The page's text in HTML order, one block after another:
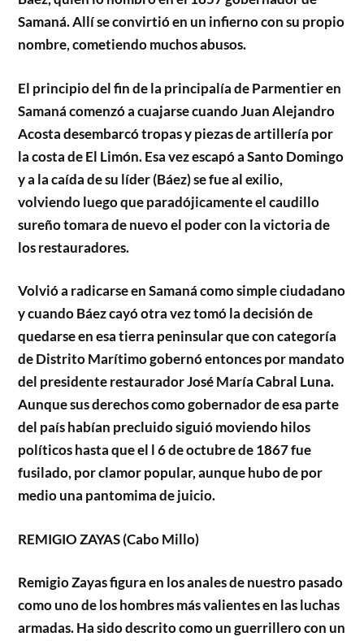
Samaná. Allí se convirtió en un infierno con su propio
nombre, cometiendo muchos abusos.
El principio del fin de la principalía de Parmentier en
Samaná comenzó a cuajarse cuando Juan Alejandro
Acosta desembarcó tropas y piezas de artillería por
la costa de El Limón. Esa vez escapó a Santo Domingo
y a la caída de su líder (Báez) se fue al exilio,
volviendo luego que paradójicamente el caudillo
sureño tomara de nuevo el poder con la victoria de
los restauradores.
Volvió a radicarse en Samaná como simple ciudadano
y cuando Báez cayó otra vez tomó la decisión de
quedarse en esa tierra peninsular que con categoría
de Distrito Marítimo gobernó entonces por mandato
del presidente restaurador José María Cabral Luna.
Aunque sus derechos como gobernador de esa parte
del país habían precluido siguió moviendo hilos
políticos hasta que el l 6 de octubre de 1867 fue
fusilado, por clamor popular, aunque hubo de por
medio una pantomima de juicio.
REMIGIO ZAYAS (Cabo Millo)
Remigio Zayas figura en los anales de nuestro pasado
como uno de los hombres más valientes en las luchas
armadas. Ha sido descrito como un guerrillero con un